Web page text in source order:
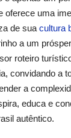
oferece uma
de suacultura
a um
roteiro
convidando a
a
educa e
autêntico.